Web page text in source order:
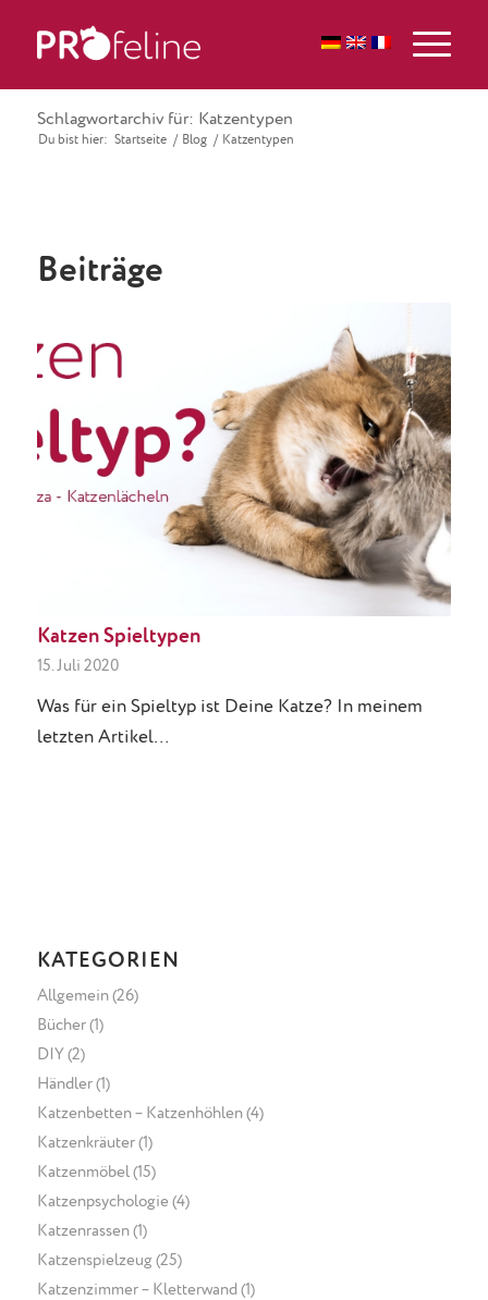
Schlagwortarchiv für: Katzentypen
Du bist hier: Startseite / Blog / Katzentypen
Beiträge
Katzen Spieltypen
15. Juli 2020
Was für ein Spieltyp ist Deine Katze? In meinem
letzten Artikel…
KATEGORIEN
Allgemein(26)
Bücher(1)
DIY (2)
Händler(1)
Katzenbetten – Katzenhöhlen(4)
Katzenkräuter(1)
Katzenmöbel(15)
Katzenpsychologie (4)
Katzenrassen(1)
Katzenspielzeug(25)
Katzenzimmer – Kletterwand (1)